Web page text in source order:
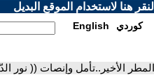
هنا لاستخدام الموقع البديل
English كوردي
الأخير..تأمل وإنصات (( نور